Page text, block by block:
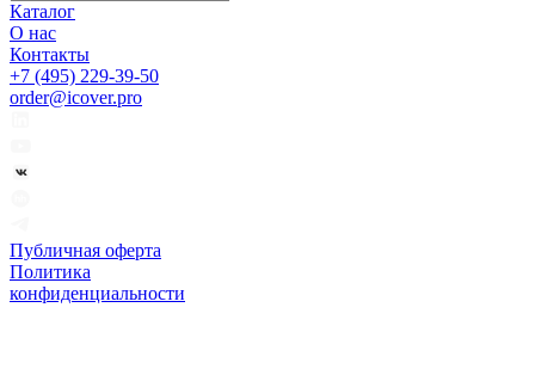
Каталог
О нас
Контакты
+7 (495) 229-39-50
order@icover.pro
Публичная оферта
Политика
конфиденциальности